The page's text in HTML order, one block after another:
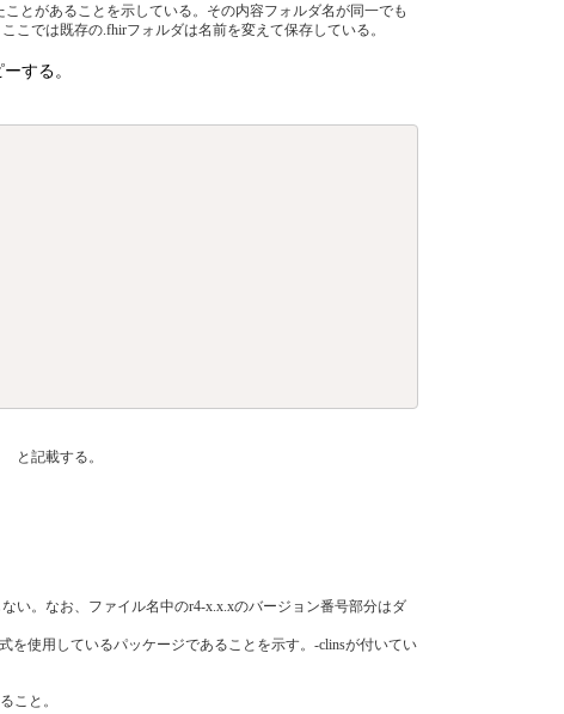
とがあることを示している。その内容フォルダ名が同一でも
こでは既存の.fhirフォルダは名前を変えて保存している。
する。
と記載する。
い。なお、ファイル名中のr4-x.x.xのバージョン番号部分はダ
を使用しているパッケージであることを示す。-clinsが付いてい
こと。